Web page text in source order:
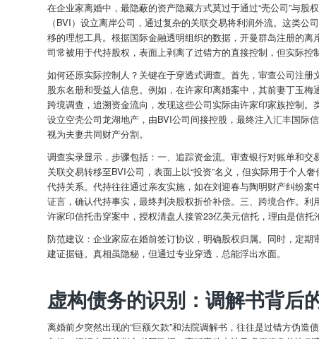
在企业家离婚中，最隐蔽的资产隐藏方式莫过于通过“壳公司”与
（BVI）设立离岸公司，通过复杂的关联交易将利润外流。这类
移的理想工具。根据国际金融透明组织的数据，开曼群岛注册的
司常被用于代持股权，表面上剥离了过错方的直接控制，但实际控
如何还原实际控制人？关键在于穿透式调查。首先，审查公司注
股东名册和受益人信息。例如，在许家印离婚案中，其前妻丁玉
跨境调查，追溯资金流向，发现这些公司实际由许家印家族控制
设立空壳公司龙湖地产，由BVI公司间接控股，最终注入汇丰国际
视为夫妻共同财产分割。
调查实录显示，步骤包括：一、追踪资金流。审查银行对账单和
关联交易转移至BVI公司，表面上以“投资”名义，但实际用于个人
代持关系。代持往往通过亲友实施，如在刘迎春与陶明财产纠纷
证言，确认代持事实，最终判决股权折价补偿。三、跨境合作。
许家印信托击穿案中，授权清盘人接管23亿美元信托，理由是信托
防范建议：企业家应在婚前签订协议，明确股权归属。同时，定
建证据链。真相虽隐秘，但通过专业穿透，总能浮出水面。
虚构债务的识别：调解书背后
离婚前夕突然出现的“巨额欠款”和法院调解书，往往是过错方伪